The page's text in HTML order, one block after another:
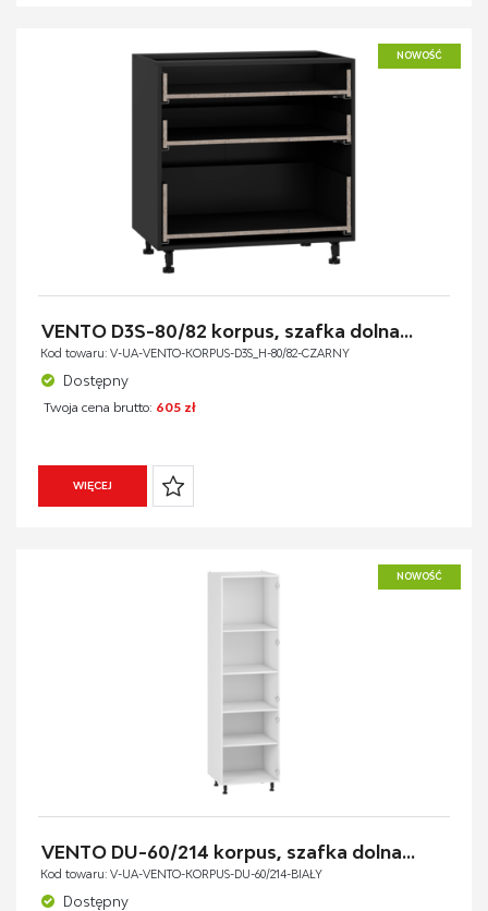
NOWOŚĆ
VENTO D3S-80/82 korpus, szafka dolna...
Kod towaru: V-UA-VENTO-KORPUS-D3S_H-80/82-CZARNY
Dostępny
Twoja cena brutto: 605 zł
WIĘCEJ
NOWOŚĆ
VENTO DU-60/214 korpus, szafka dolna...
Kod towaru: V-UA-VENTO-KORPUS-DU-60/214-BIAŁY
Dostępny